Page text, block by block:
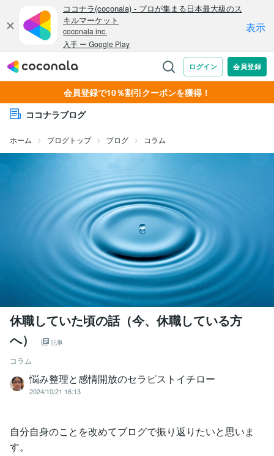
会員登録で10％割引クーポンを獲得！
ココナラブログ
ホーム ブログトップ ブログ コラム
休職していた頃の話（今、休職している方
へ）
記事
コラム
悩み整理と感情開放のセラピストイチロー
2024/10/21 16:13
自分自身のことを改めてブログで振り返りたいと思いま
す。